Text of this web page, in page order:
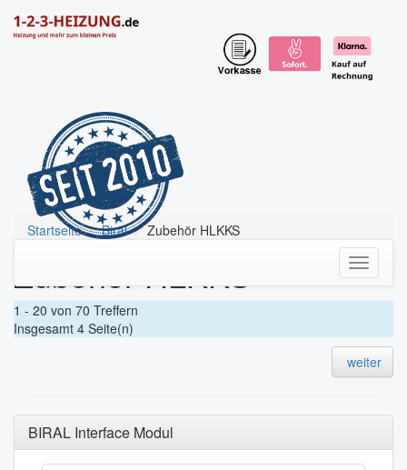
Toggle
Startseite Biral Zubehör HLKKS
Zubehör HLKKS
1 - 20 von 70 Treffern
Insgesamt 4 Seite(n)
weiter
BIRAL Interface Modul